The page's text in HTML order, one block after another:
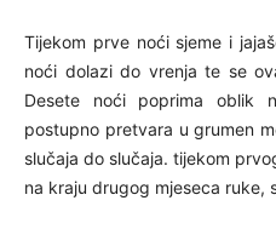
Tijekom prve noći sjeme i
noći dolazi do vrenja te se
Desete noći poprima oblik
postupno pretvara u grumen
slučaja do slučaja. tijekom
na kraju drugog mjeseca ruke,